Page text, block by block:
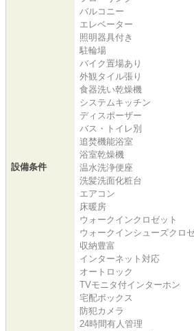
設備条件
バルコニー
エレベーター
照明器具付き
駐輪場
バイク置場あり
外観タイル張り
食器洗い乾燥機
システムキッチン
ディスポーザー
バス・トイレ別
追焚機能浴室
浴室乾燥機
温水洗浄便座
洗髪洗面化粧台
エアコン
床暖房
ウォークインクロゼット
ウォークインシューズクロ
収納豊富
インターネット対応
オートロック
TVモニタ付インターホン
宅配ボックス
防犯カメラ
24時間有人管理